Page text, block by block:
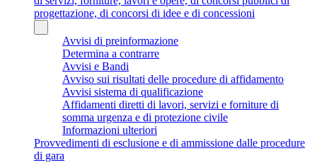
progettazione, di concorsi di idee e di concessioni
Avvisi di preinformazione
Determina a contrarre
Avvisi e Bandi
Avviso sui risultati delle procedure di affidamento
Avvisi sistema di qualificazione
Affidamenti diretti di lavori, servizi e forniture di
somma urgenza e di protezione civile
Informazioni ulteriori
Provvedimenti di esclusione e di ammissione dalle procedure
di gara